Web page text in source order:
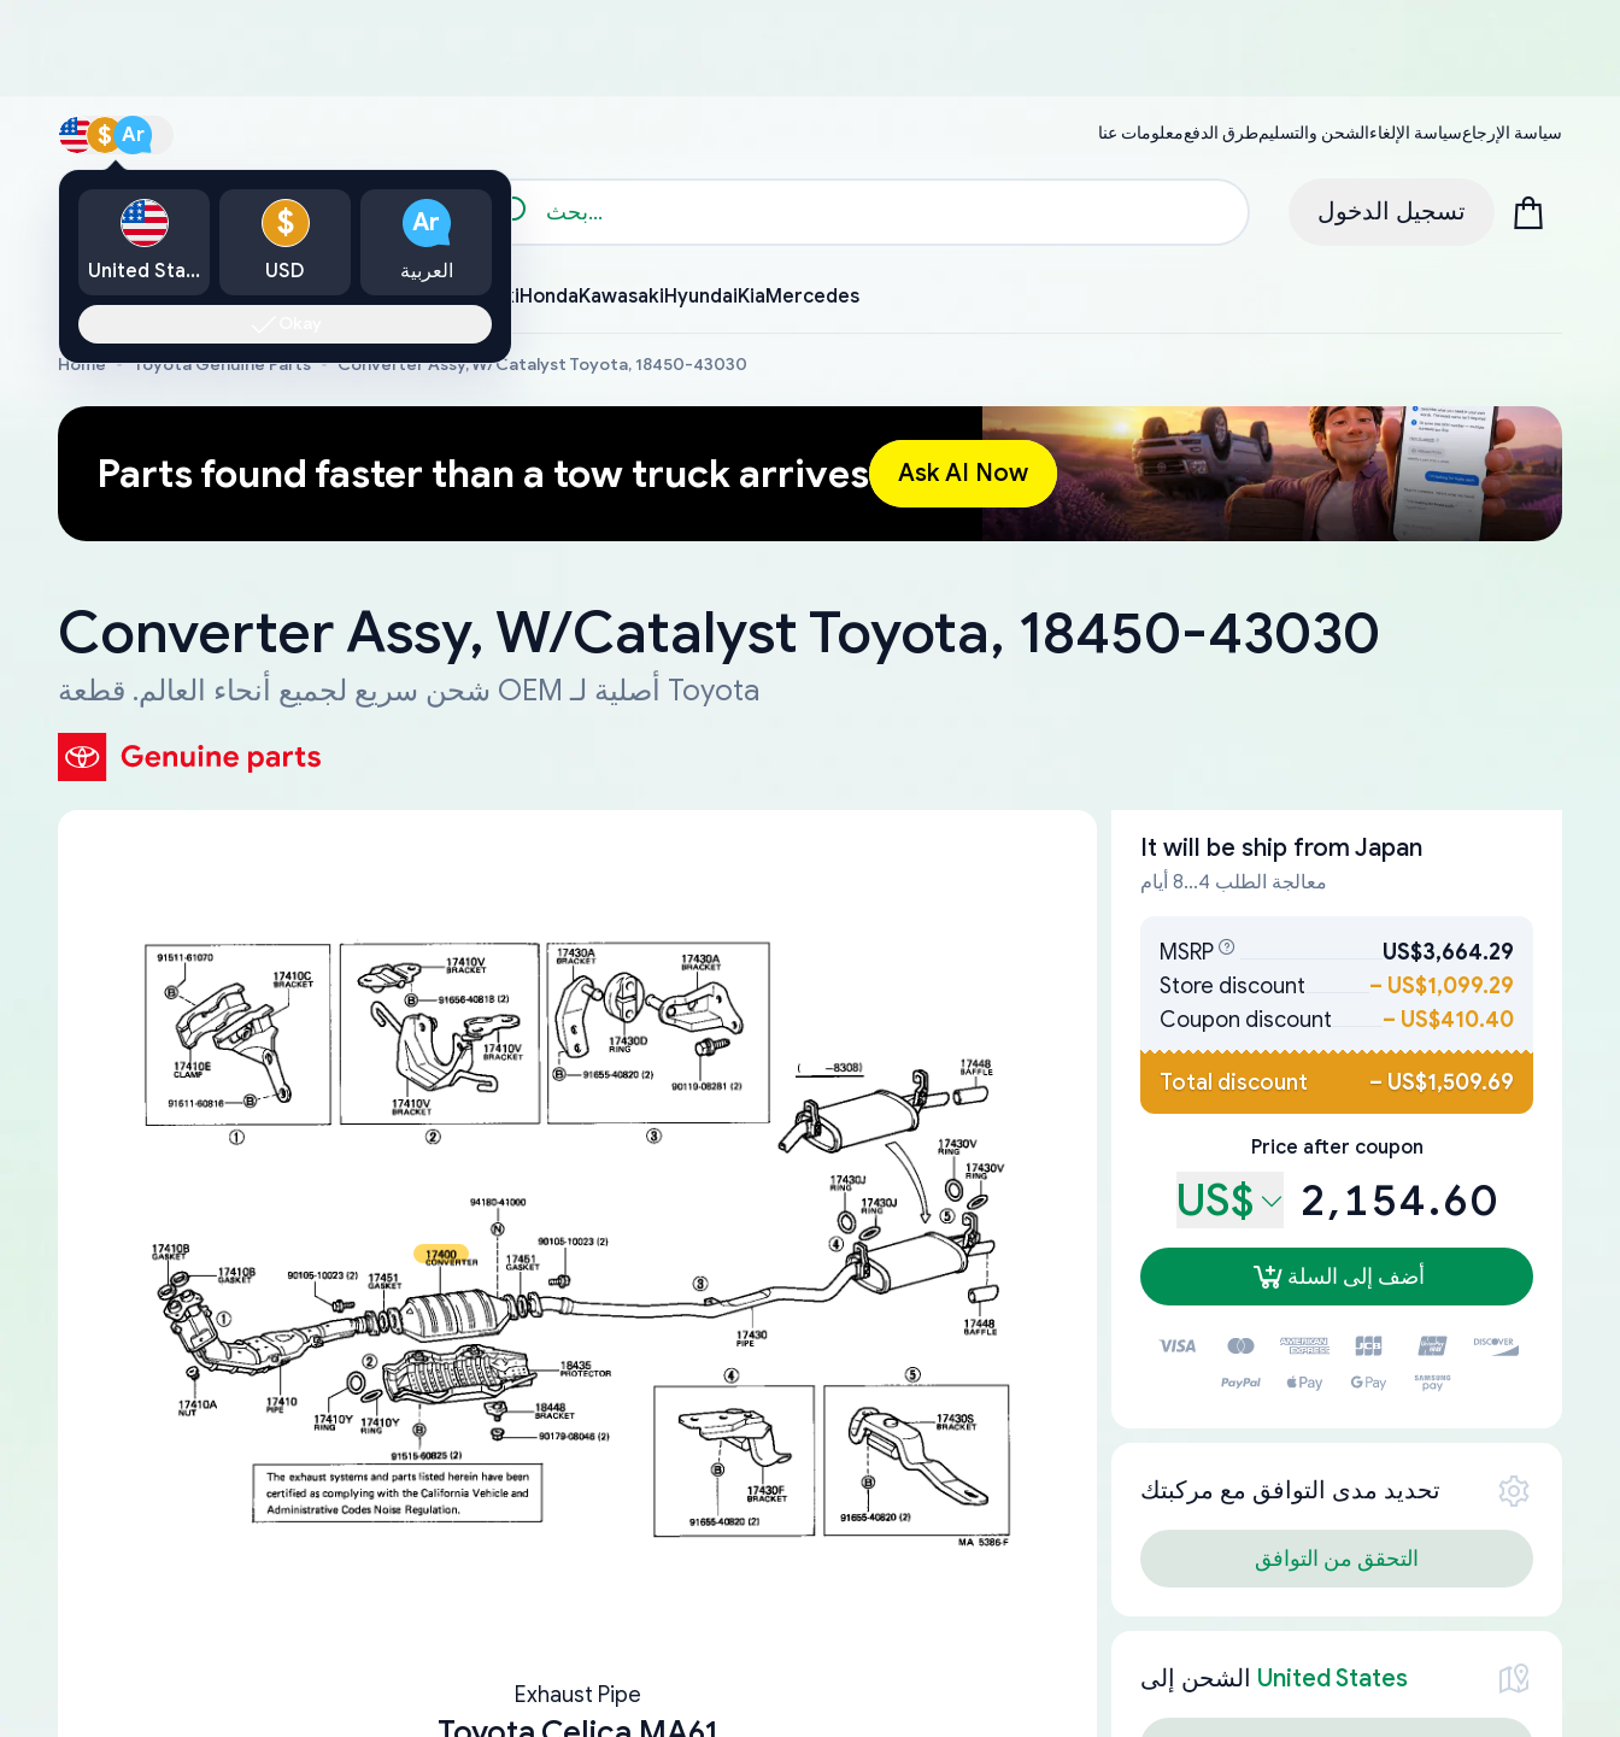
$ Ar معلومات عناطرق الدفعالشحن والتسليمسياسة الإلغاءسياسة الإرجاع
الكتالوج تسجيل الدخول
ToyotaLexusNissanMazdaMitsubishiYamahaSuzukiHondaKawasakiHyundaiKiaMercedes
Home Toyota Genuine Parts Converter Assy, W/Catalyst Toyota, 18450-43030
Parts found faster than a tow truck arrives Ask AI Now
Converter Assy, W/Catalyst Toyota, 18450-43030
شحن سريع لجميع أنحاء العالم. قطعة OEM أصلية لـ Toyota
Exhaust Pipe
It will be ship from Japan
معالجة الطلب 4...8 أيام
MSRP
US$3,664.29
Store discount
– US$1,099.29
Coupon discount
– US$410.40
Total discount – US$1,509.69
Price after coupon
US$ 2,154.60
أضف إلى السلة
تحديد مدى التوافق مع مركبتك
التحقق من التوافق
الشحن إلى United States
United States
$
USD
Ar
العربية